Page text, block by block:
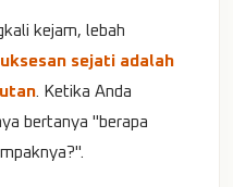
kejam, lebah
sejati adalah
. Ketika Anda
bertanya "berapa